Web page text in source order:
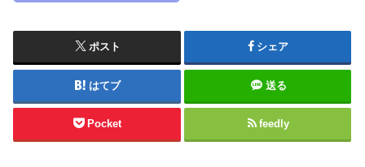
ポスト シェア
はてブ 送る
Pocket feedly